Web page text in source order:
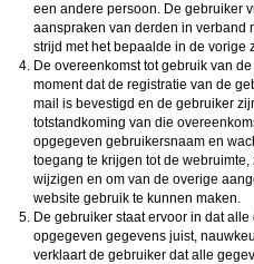
een andere persoon. De gebruiker
aanspraken van derden in verband
strijd met het bepaalde in de vorige
De overeenkomst tot gebruik van
moment dat de registratie van de
mail is bevestigd en de gebruiker
totstandkoming van die
opgegeven gebruikersnaam en
toegang te krijgen tot de
wijzigen en om van de overige
website gebruik te kunnen maken.
De gebruiker staat ervoor in dat
opgegeven gegevens juist,
verklaart de gebruiker dat alle